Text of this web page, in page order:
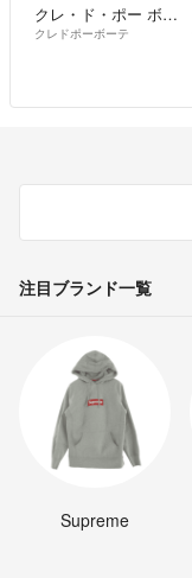
クレ・ド・ポー ボーテ
クレドポーボーテ
注目ブランド一覧
Supreme